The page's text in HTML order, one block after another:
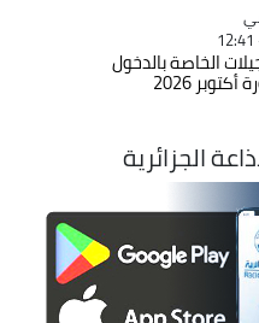
الخاصة بالدخول
2026
الجزائرية